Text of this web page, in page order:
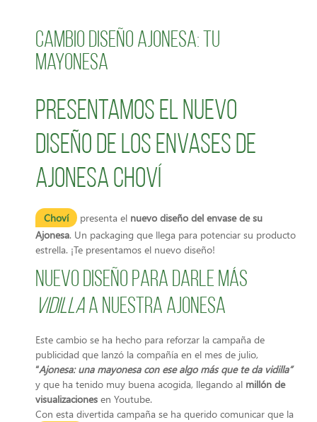
Cambio diseño Ajonesa: Tu
Mayonesa
Presentamos el nuevo
diseño de los envases de
Ajonesa Choví
Choví presenta el nuevo diseño del envase de su
Ajonesa. Un packaging que llega para potenciar su producto
estrella. ¡Te presentamos el nuevo diseño!
Nuevo diseño para darle más
vidillaa nuestra Ajonesa
Este cambio se ha hecho para reforzar la campaña de
publicidad que lanzó la compañía en el mes de julio,
“Ajonesa: una mayonesa con ese algo más que te da vidilla”
y que ha tenido muy buena acogida, llegando al millón de
visualizaciones en Youtube.
Con esta divertida campaña se ha querido comunicar que la